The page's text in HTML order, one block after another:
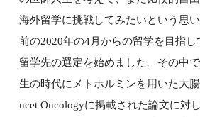
海外留学に挑戦してみたいという思
前の2020年の4月からの留学を目指し
留学先の選定を始めました。その中
生の時代にメトホルミンを用いた大
ncet Oncologyに掲載された論文に対